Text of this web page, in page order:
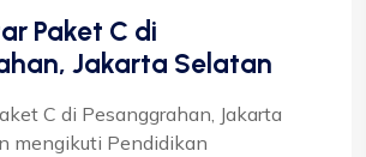
Paket C di
Jakarta Selatan
C di Pesanggrahan, Jakarta
mengikuti Pendidikan